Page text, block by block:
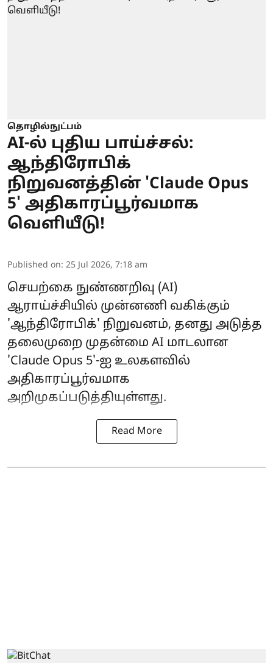
தொழில்நுட்பம்
AI-ல் புதிய பாய்ச்சல்:
ஆந்திரோபிக்
நிறுவனத்தின் 'Claude Opus
5' அதிகாரப்பூர்வமாக
வெளியீடு!
Published on: 25 Jul 2026, 7:18 am
செயற்கை நுண்ணறிவு (AI)
ஆராய்ச்சியில் முன்னணி வகிக்கும்
'ஆந்திரோபிக்' நிறுவனம், தனது அடுத்த
தலைமுறை முதன்மை AI மாடலான
'Claude Opus 5'-ஐ உலகளவில்
அதிகாரப்பூர்வமாக
அறிமுகப்படுத்தியுள்ளது.
Read More